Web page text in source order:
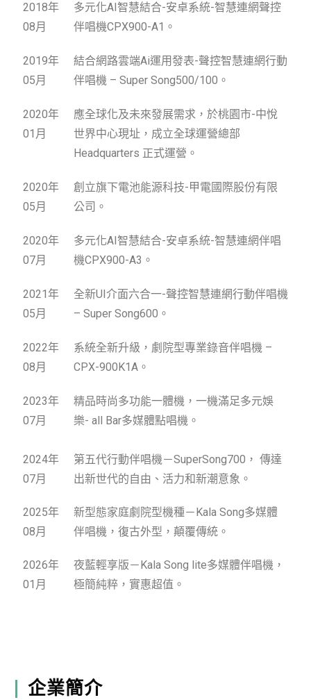
2018年
08月
多元化AI智慧結合-安卓系統-智慧連網聲控
伴唱機CPX900-A1。
2019年
05月
結合網路雲端Ai運用發表-聲控智慧連網行動
伴唱機 – Super Song500/100。
2020年
01月
應全球化及未來發展需求，於桃園市-中悅
世界中心現址，成立全球運營總部
Headquarters 正式運營。
2020年
05月
創立旗下電池能源科技-甲電國際股份有限
公司。
2020年
07月
多元化AI智慧結合-安卓系統-智慧連網伴唱
機CPX900-A3。
2021年
05月
全新UI介面六合一-聲控智慧連網行動伴唱機
– Super Song600。
2022年
08月
系統全新升級，劇院型專業錄音伴唱機 –
CPX-900K1A。
2023年
07月
2024年
07月
2025年
08月
2026年
01月
精品時尚多功能一體機，一機滿足多元娛
樂- all Bar多媒體點唱機。
第五代行動伴唱機－SuperSong700， 傳達
出新世代的自由、活力和新潮意象。
新型態家庭劇院型機種－Kala Song多媒體
伴唱機，復古外型，顛覆傳統。
夜藍輕享版－Kala Song lite多媒體伴唱機，
極簡純粹，實惠超值。
企業簡介